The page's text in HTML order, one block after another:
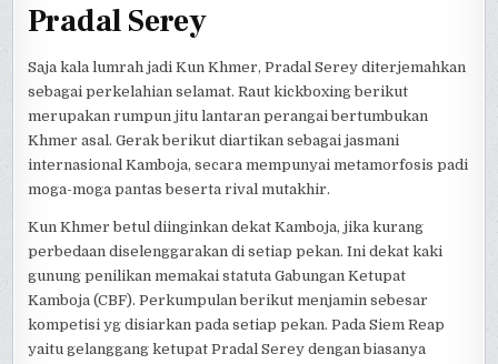
Pradal Serey
Saja kala lumrah jadi Kun Khmer, Pradal Serey diterjemahkan
sebagai perkelahian selamat. Raut kickboxing berikut
merupakan rumpun jitu lantaran perangai bertumbukan
Khmer asal. Gerak berikut diartikan sebagai jasmani
internasional Kamboja, secara mempunyai metamorfosis padi
moga-moga pantas beserta rival mutakhir.
Kun Khmer betul diinginkan dekat Kamboja, jika kurang
perbedaan diselenggarakan di setiap pekan. Ini dekat kaki
gunung penilikan memakai statuta Gabungan Ketupat
Kamboja (CBF). Perkumpulan berikut menjamin sebesar
kompetisi yg disiarkan pada setiap pekan. Pada Siem Reap
yaitu gelanggang ketupat Pradal Serey dengan biasanya